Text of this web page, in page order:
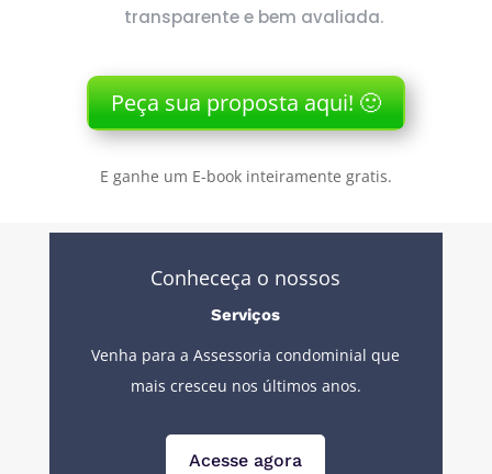
transparente e bem avaliada.
Peça sua proposta aqui! 🙂
E ganhe um E-book inteiramente gratis.
Conheceça o nossos
Serviços
Venha para a Assessoria condominial que
mais cresceu nos últimos anos.
Acesse agora